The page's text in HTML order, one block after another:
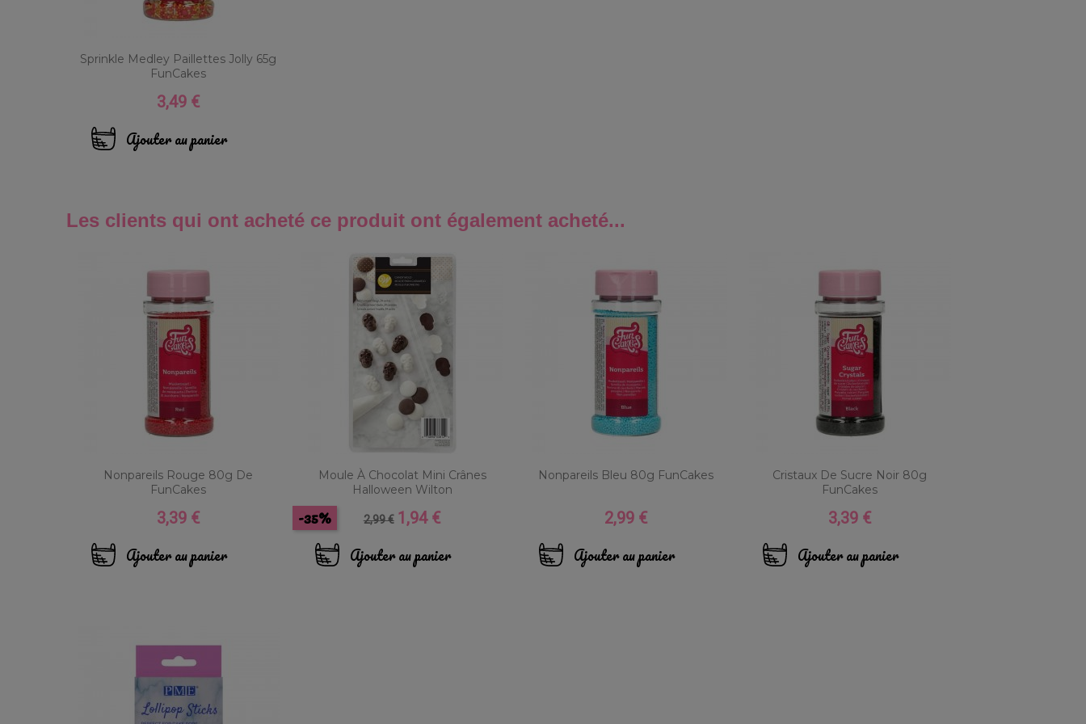
Sprinkle Medley Paillettes Jolly 65g
FunCakes
Prix
3,49 €
Ajouter au panier
Les clients qui ont acheté ce produit ont également acheté...
Nonpareils Rouge 80g De
FunCakes
Prix
3,39 €
Ajouter au panier
Moule À Chocolat Mini Crânes
Halloween Wilton
Prix
base
2,99 €
-35% Prix
1,94 €
Ajouter au panier
Nonpareils Bleu 80g FunCakes
Prix
2,99 €
Ajouter au panier
Cristaux De Sucre Noir 80g
FunCakes
Prix
3,39 €
Ajouter au panier